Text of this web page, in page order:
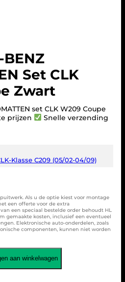
BENZ
Set CLK
Zwart
set CLK W209 Coupe
prijzen
Snelle verzending
Klasse C209 (05/02-04/09)
Als u de optie kiest voor montage
een offerte voor de extra
een speciaal bestelde order behoudt HL
gemaakte kosten, inclusief een eventueel
Elektronische auto-onderdelen, zoals
componenten, kunnen niet worden
aan winkelwagen